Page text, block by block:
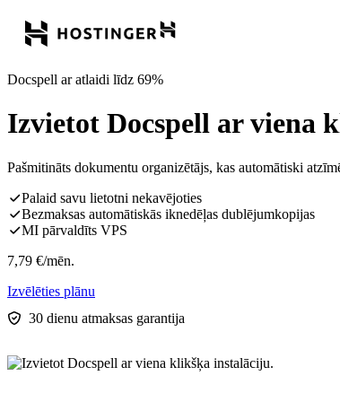
Docspell ar atlaidi līdz 69%
Izvietot Docspell ar viena
Pašmitināts dokumentu organizētājs, kas automātiski
Palaid savu lietotni nekavējoties
Bezmaksas automātiskās iknedēļas dublējumkopijas
MI pārvaldīts VPS
7,79 €/mēn.
Izvēlēties plānu
30 dienu atmaksas garantija